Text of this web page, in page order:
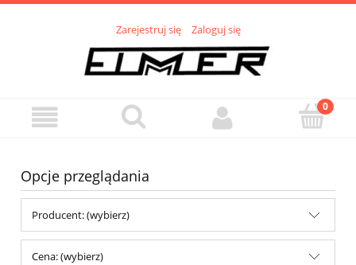
Zarejestruj się Zaloguj się
Opcje przeglądania
Producent: (wybierz)
Cena: (wybierz)